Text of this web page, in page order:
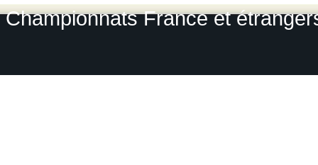
Championnats France et